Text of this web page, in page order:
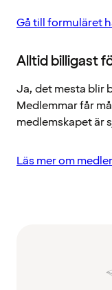
Gå till formuläret
Alltid billigast
Ja, det mesta blir
Medlemmar får
medlemskapet är
Läs mer om